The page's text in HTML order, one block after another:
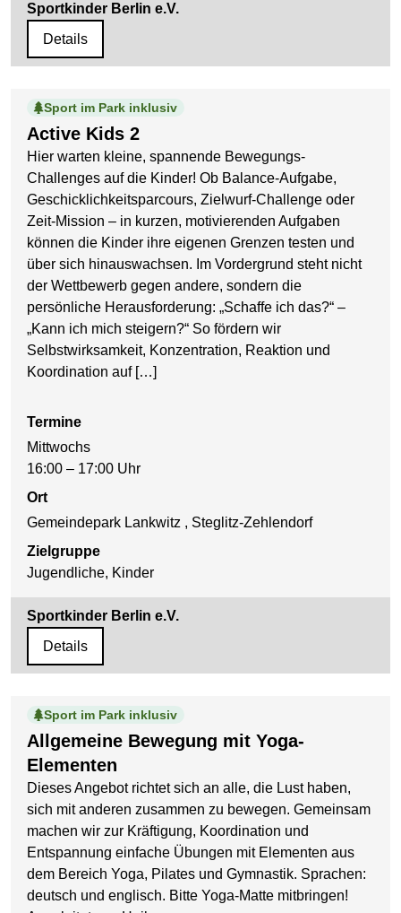
Sportkinder Berlin e.V.
Details
Active Kids 2
Sport im Park inklusiv
Hier warten kleine, spannende Bewegungs-
Challenges auf die Kinder! Ob Balance-Aufgabe,
Geschicklichkeitsparcours, Zielwurf-Challenge oder
Zeit-Mission – in kurzen, motivierenden Aufgaben
können die Kinder ihre eigenen Grenzen testen und
über sich hinauswachsen. Im Vordergrund steht nicht
der Wettbewerb gegen andere, sondern die
persönliche Herausforderung: „Schaffe ich das?“ –
„Kann ich mich steigern?“ So fördern wir
Selbstwirksamkeit, Konzentration, Reaktion und
Koordination auf […]
Termine
Mittwochs
16:00 – 17:00 Uhr
Ort
Gemeindepark Lankwitz , Steglitz-Zehlendorf
Zielgruppe
Jugendliche, Kinder
Sportkinder Berlin e.V.
Details
Allgemeine Bewegung mit Yoga-
Elementen
Sport im Park inklusiv
Dieses Angebot richtet sich an alle, die Lust haben,
sich mit anderen zusammen zu bewegen. Gemeinsam
machen wir zur Kräftigung, Koordination und
Entspannung einfache Übungen mit Elementen aus
dem Bereich Yoga, Pilates und Gymnastik. Sprachen:
deutsch und englisch. Bitte Yoga-Matte mitbringen!